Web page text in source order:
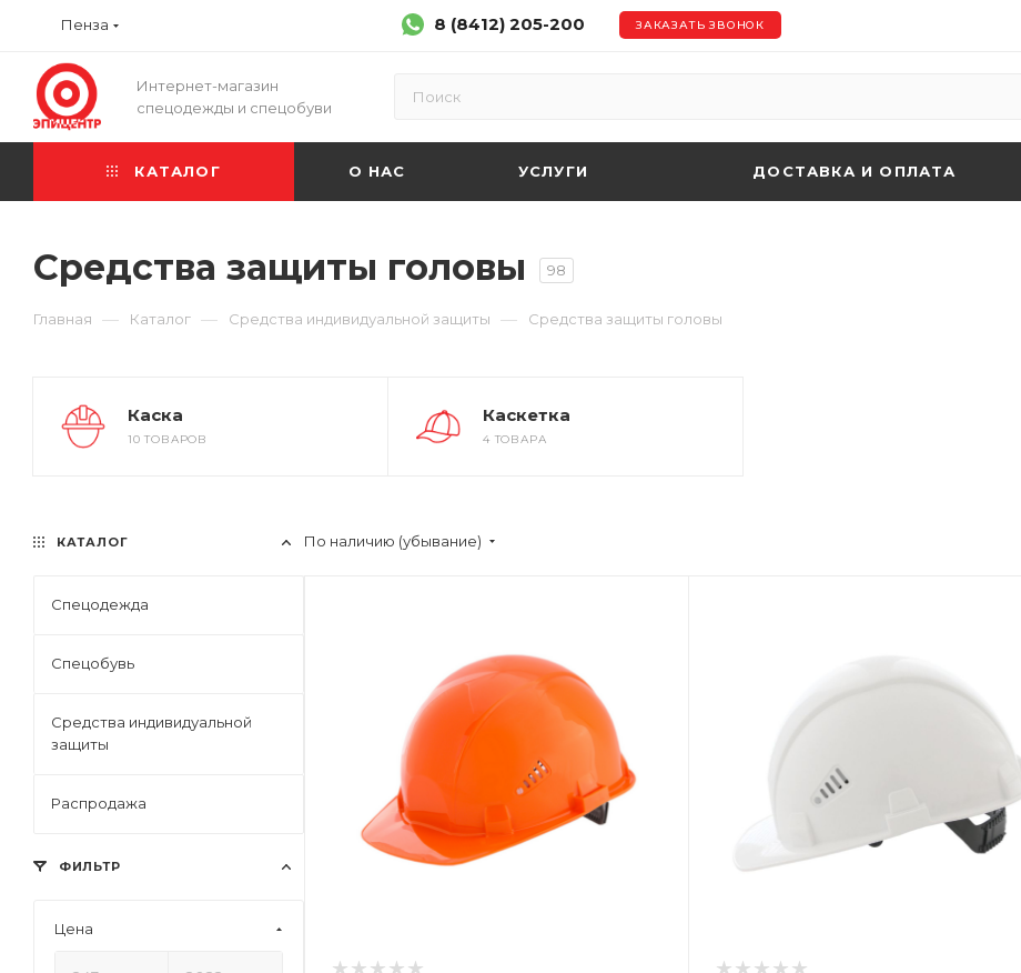
Пенза 8 (8412) 205-200 ЗАКАЗАТЬ ЗВОНОК
Интернет-магазин
спецодежды и спецобуви
КАТАЛОГ О НАС УСЛУГИ ДОСТАВКА И ОПЛАТА
Средства защиты головы 98
Главная — Каталог — Средства индивидуальной защиты — Средства защиты головы
Каска
10 ТОВАРОВ
Каскетка
4 ТОВАРА
По наличию (убывание)
КАТАЛОГ
Спецодежда
Спецобувь
Средства индивидуальной
защиты
Распродажа
ФИЛЬТР
Цена